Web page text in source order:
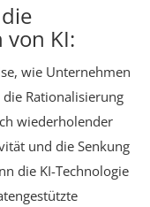
KI:
wie Unternehmen
Rationalisierung
wiederholender
und die Senkung
die KI-Technologie